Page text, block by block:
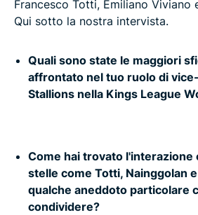
Francesco Totti, Emiliano Viviano
Qui sotto la nostra intervista.
Quali sono state le maggiori
affrontato nel tuo ruolo di
Stallions nella Kings League
Come hai trovato l'interazione
stelle come Totti, Nainggolan
qualche aneddoto particolare
condividere?